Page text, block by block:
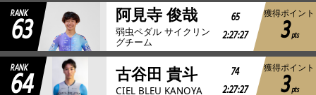
RANK
63 阿見寺 俊哉
弱虫ペダル サイクリン
グチーム
65
2:27:27
獲得ポイント
3pts
RANK
64 古谷田 貴斗
CIEL BLEU KANOYA
74
2:27:27
獲得ポイント
3pts